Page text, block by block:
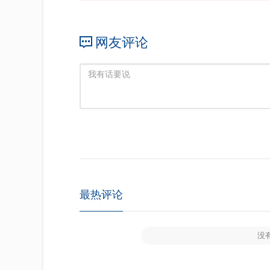
网友评论
最热评论
没